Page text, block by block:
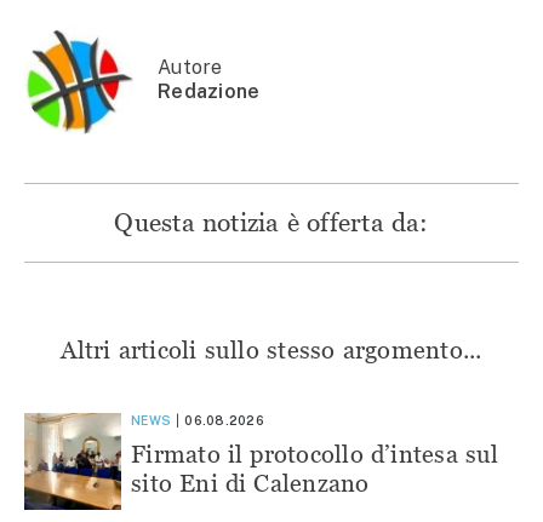
finestra)
Autore
Redazione
Questa notizia è offerta da:
Altri articoli sullo stesso argomento...
NEWS 06.08.2026
Firmato il protocollo d’intesa sul
sito Eni di Calenzano